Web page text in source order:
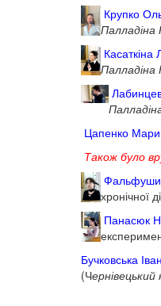
Крупко
Палладіна
Палладіна
Цапенко
Також було
хронічної
Панасюк
Бучковська
(Ч